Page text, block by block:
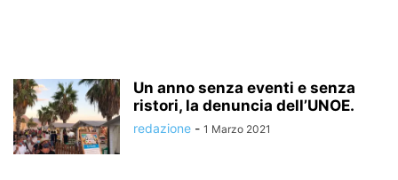
Un anno senza eventi e senza
ristori, la denuncia dell’UNOE.
redazione - 1 Marzo 2021